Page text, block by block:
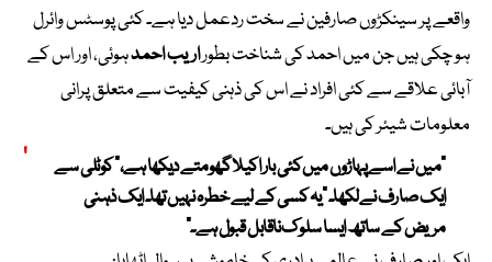
واقعے پر سینکڑوں صارفین نے سخت ردعمل دیا ہے۔ کئی پوسٹس وائرل
ہو چکی ہیں جن میں احمد کی شناخت بطوراریب احمدہوئی، اور اس کے
آبائی علاقے سے کئی افراد نے اس کی ذہنی کیفیت سے متعلق پرانی
معلومات شیئر کی ہیں۔
“میں نے اسے پہاڑوں میں کئی بار اکیلا گھومتے دیکھا ہے،” کوٹلی سے
ایک صارف نے لکھا۔ “یہ کسی کے لیے خطرہ نہیں تھا۔ ایک ذہنی
مریض کے ساتھ ایسا سلوک ناقابل قبول ہے۔”